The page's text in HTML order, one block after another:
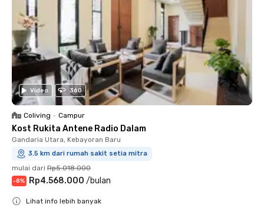
Video 360
Coliving • Campur
Kost Rukita Antene Radio Dalam
Gandaria Utara, Kebayoran Baru
3.5 km dari rumah sakit setia mitra
mulai dari Rp5.018.000
-8% Rp4.568.000 /bulan
Lihat info lebih banyak